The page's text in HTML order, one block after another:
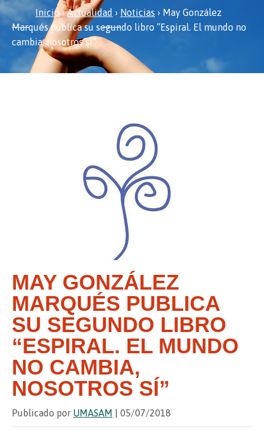
Inicio›Actualidad › Noticias › May González
Marqués publica su segundo libro “Espiral. El mundo no
cambia, nosotros sí”
MAY GONZÁLEZ
MARQUÉS PUBLICA
SU SEGUNDO LIBRO
“ESPIRAL. EL MUNDO
NO CAMBIA,
NOSOTROS SÍ”
Publicado por UMASAM | 05/07/2018